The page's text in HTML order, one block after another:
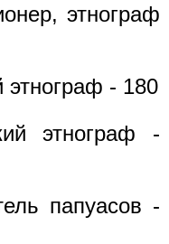
этнограф
этнограф - 180
этнограф -
папуасов -